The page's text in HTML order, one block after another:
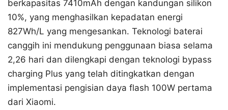
berkapasitas 7410mAh dengan kandungan silikon
10%, yang menghasilkan kepadatan energi
827Wh/L yang mengesankan. Teknologi baterai
canggih ini mendukung penggunaan biasa selama
2,26 hari dan dilengkapi dengan teknologi bypass
charging Plus yang telah ditingkatkan dengan
implementasi pengisian daya flash 100W pertama
dari Xiaomi.